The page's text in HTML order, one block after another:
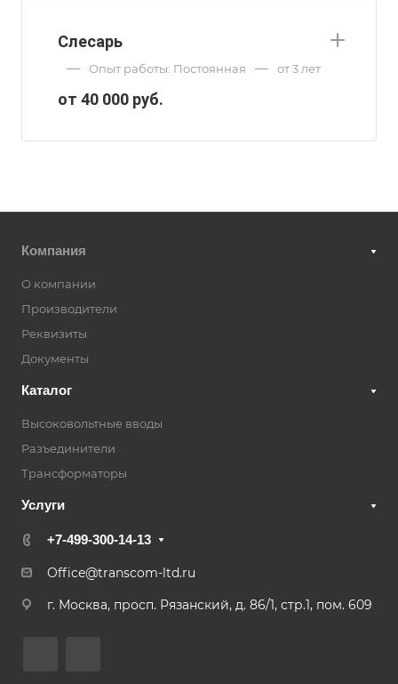
Слесарь
— Опыт работы: Постоянная — от 3 лет
от 40 000 руб.
Компания
О компании
Производители
Реквизиты
Документы
Каталог
Высоковольтные вводы
Разъединители
Трансформаторы
Услуги
+7-499-300-14-13
Office@transcom-ltd.ru
г. Москва, просп. Рязанский, д. 86/1, стр.1, пом. 609